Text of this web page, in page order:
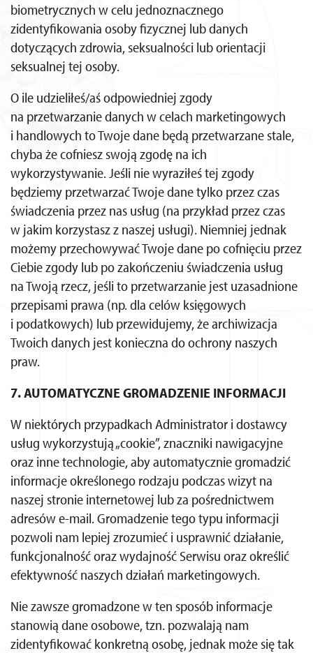
biometrycznych w celu jednoznacznego
zidentyfikowania osoby fizycznej lub danych
dotyczących zdrowia, seksualności lub orientacji
seksualnej tej osoby.
O ile udzieliłeś/aś odpowiedniej zgody
na przetwarzanie danych w celach marketingowych
i handlowych to Twoje dane będą przetwarzane stale,
chyba że cofniesz swoją zgodę na ich
wykorzystywanie. Jeśli nie wyraziłeś tej zgody
będziemy przetwarzać Twoje dane tylko przez czas
świadczenia przez nas usług (na przykład przez czas
w jakim korzystasz z naszej usługi). Niemniej jednak
możemy przechowywać Twoje dane po cofnięciu przez
Ciebie zgody lub po zakończeniu świadczenia usług
na Twoją rzecz, jeśli to przetwarzanie jest uzasadnione
przepisami prawa (np. dla celów księgowych
i podatkowych) lub przewidujemy, że archiwizacja
Twoich danych jest konieczna do ochrony naszych
praw.
7. AUTOMATYCZNE GROMADZENIE INFORMACJI
W niektórych przypadkach Administrator i dostawcy
usług wykorzystują „cookie”, znaczniki nawigacyjne
oraz inne technologie, aby automatycznie gromadzić
informacje określonego rodzaju podczas wizyt na
naszej stronie internetowej lub za pośrednictwem
adresów e-mail. Gromadzenie tego typu informacji
pozwoli nam lepiej zrozumieć i usprawnić działanie,
funkcjonalność oraz wydajność Serwisu oraz określić
efektywność naszych działań marketingowych.
Nie zawsze gromadzone w ten sposób informacje
stanowią dane osobowe, tzn. pozwalają nam
zidentyfikować konkretną osobę, jednak może się tak